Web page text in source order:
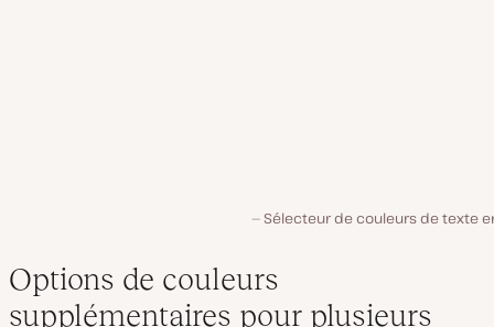
Sélecteur de couleurs de texte
Options de couleurs
supplémentaires pour plusieurs